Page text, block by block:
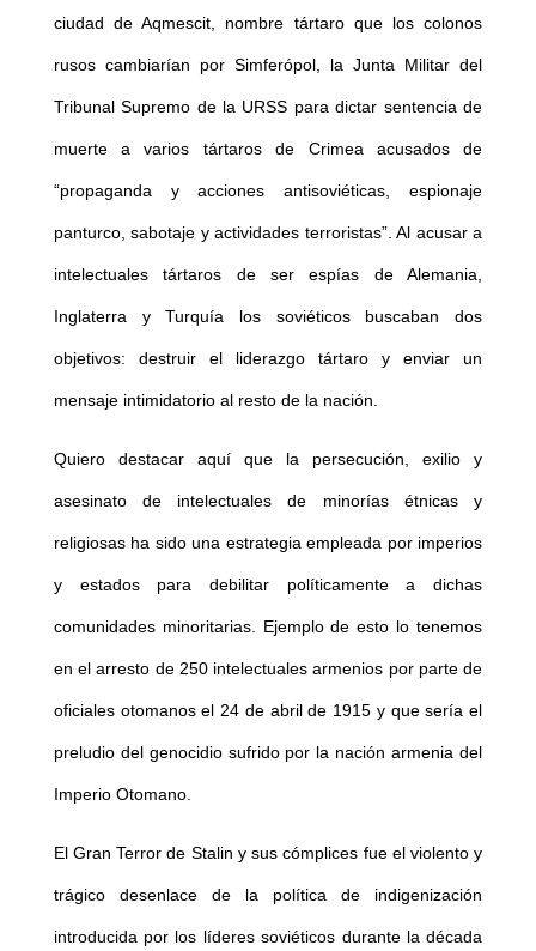
ciudad de Aqmescit, nombre tártaro que los colonos
rusos cambiarían por Simferópol, la Junta Militar del
Tribunal Supremo de la URSS para dictar sentencia de
muerte a varios tártaros de Crimea acusados de
“propaganda y acciones antisoviéticas, espionaje
panturco, sabotaje y actividades terroristas”. Al acusar a
intelectuales tártaros de ser espías de Alemania,
Inglaterra y Turquía los soviéticos buscaban dos
objetivos: destruir el liderazgo tártaro y enviar un
mensaje intimidatorio al resto de la nación.
Quiero destacar aquí que la persecución, exilio y
asesinato de intelectuales de minorías étnicas y
religiosas ha sido una estrategia empleada por imperios
y estados para debilitar políticamente a dichas
comunidades minoritarias. Ejemplo de esto lo tenemos
en el arresto de 250 intelectuales armenios por parte de
oficiales otomanos el 24 de abril de 1915 y que sería el
preludio del genocidio sufrido por la nación armenia del
Imperio Otomano.
El Gran Terror de Stalin y sus cómplices fue el violento y
trágico desenlace de la política de indigenización
introducida por los líderes soviéticos durante la década